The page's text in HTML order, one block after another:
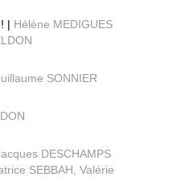
| Hélène MEDIGUES
SONNIER
DESCHAMPS
SEBBAH, Valérie